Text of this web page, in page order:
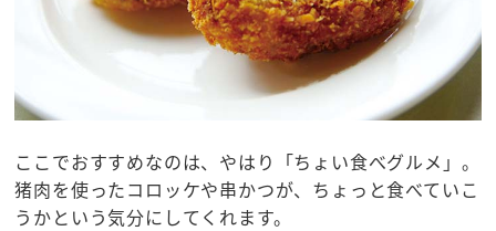
ここでおすすめなのは、やはり「ちょい食べグルメ」。
猪肉を使ったコロッケや串かつが、ちょっと食べていこ
うかという気分にしてくれます。